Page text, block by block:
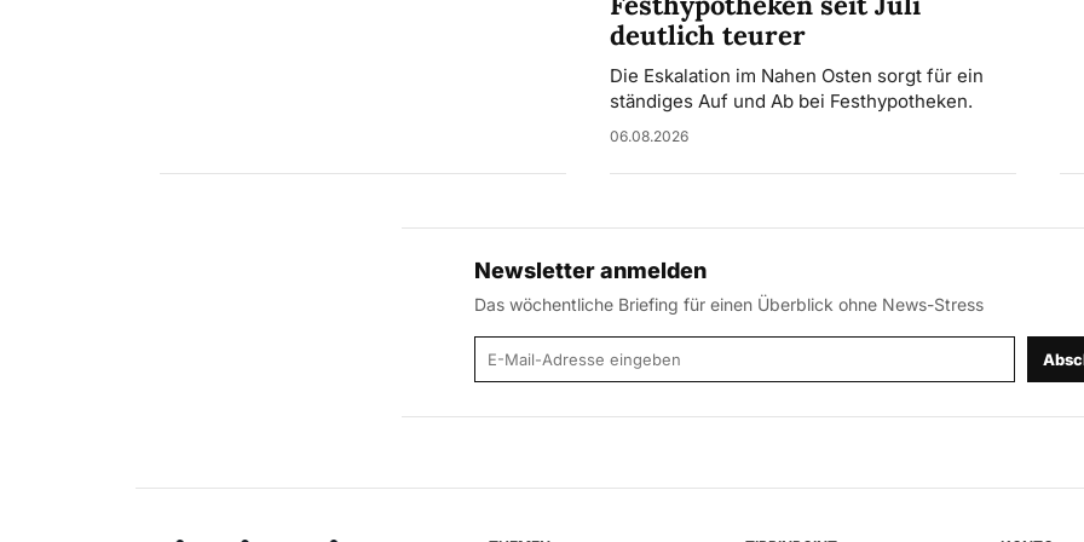
deutlich teurer
Die Eskalation im Nahen Osten sorgt für ein
ständiges Auf und Ab bei Festhypotheken.
06.08.2026
Newsletter anmelden
Das wöchentliche Briefing für einen Überblick ohne News-Stress
E-Mail-Adresse